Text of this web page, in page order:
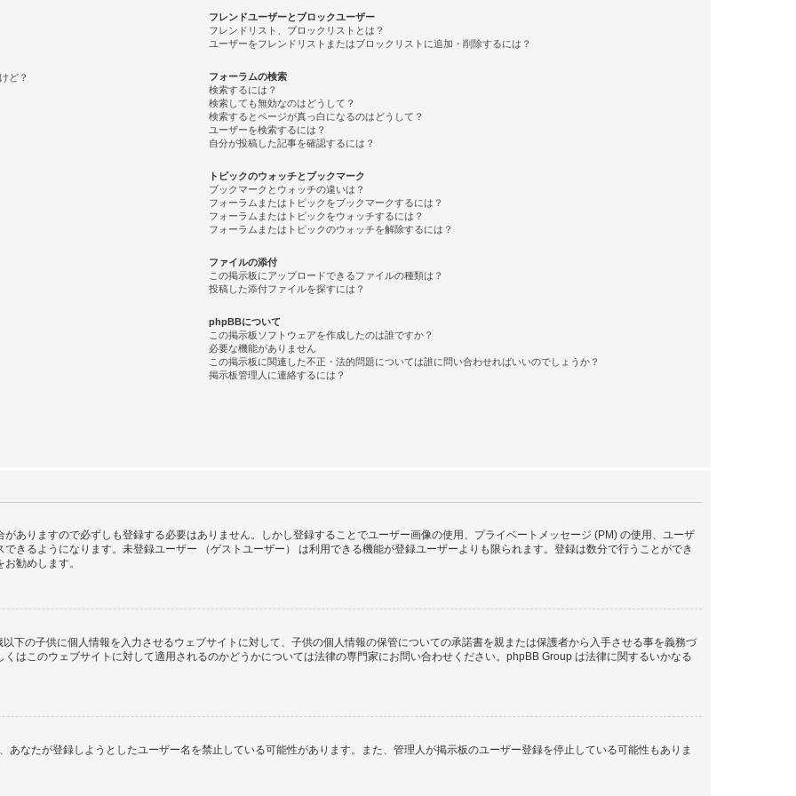
ど？
フレンドユーザーとブロックユーザー
フレンドリスト、ブロックリストとは？
ユーザーをフレンドリストまたはブロックリストに追加・削除するには？
フォーラムの検索
検索するには？
検索しても無効なのはどうして？
検索するとページが真っ白になるのはどうして？
ユーザーを検索するには？
自分が投稿した記事を確認するには？
トピックのウォッチとブックマーク
ブックマークとウォッチの違いは？
フォーラムまたはトピックをブックマークするには？
フォーラムまたはトピックをウォッチするには？
フォーラムまたはトピックのウォッチを解除するには？
ファイルの添付
この掲示板にアップロードできるファイルの種類は？
投稿した添付ファイルを探すには？
phpBBについて
この掲示板ソフトウェアを作成したのは誰ですか？
必要な機能がありません
この掲示板に関連した不正・法的問題については誰に問い合わせればいいのでしょうか？
掲示板管理人に連絡するには？
ありますので必ずしも登録する必要はありません。しかし登録することでユーザー画像の使用、プライベートメッセージ (PM) の使用、ユーザ
きるようになります。未登録ユーザー （ゲストユーザー） は利用できる機能が登録ユーザーよりも限られます。登録は数分で行うことができ
勧めします。
下の子供に個人情報を入力させるウェブサイトに対して、子供の個人情報の保管についての承諾書を親または保護者から入手させる事を義務づ
はこのウェブサイトに対して適用されるのかどうかについては法律の専門家にお問い合わせください。phpBB Group は法律に関するいかなる
あなたが登録しようとしたユーザー名を禁止している可能性があります。また、管理人が掲示板のユーザー登録を停止している可能性もありま